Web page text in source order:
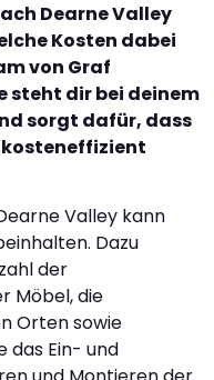
Dearne Valley
Kosten dabei
von Graf
steht dir bei deinem
sorgt dafür, dass
kosteneffizient
Valley kann
Dazu
der
Möbel, die
Orten sowie
das Ein- und